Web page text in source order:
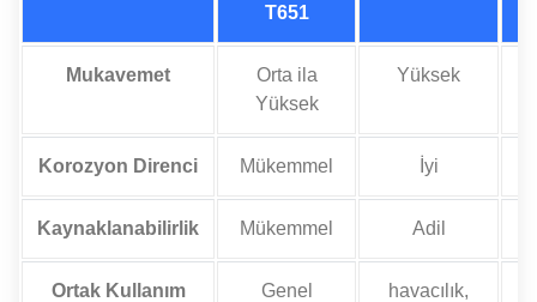
T651
Mukavemet
Orta ila
Yüksek
Yüksek
Korozyon Direnci Mükemmel İyi
Kaynaklanabilirlik Mükemmel Adil
Ortak Kullanım
Genel
havacılık,